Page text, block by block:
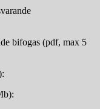
bifogas (pdf, max 5